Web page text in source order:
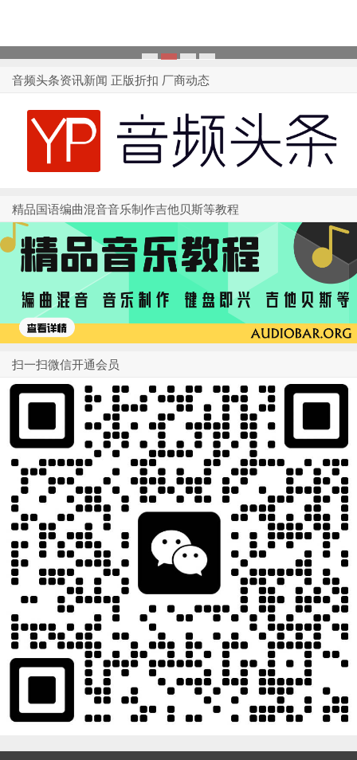
1 2 3 4
音频头条资讯新闻 正版折扣 厂商动态
精品国语编曲混音音乐制作吉他贝斯等教程
扫一扫微信开通会员